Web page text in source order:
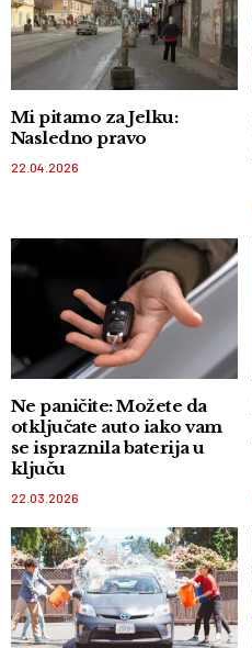
Mi pitamo za Jelku:
Nasledno pravo
22.04.2026
Ne paničite: Možete da
otključate auto iako vam
se ispraznila baterija u
ključu
22.03.2026